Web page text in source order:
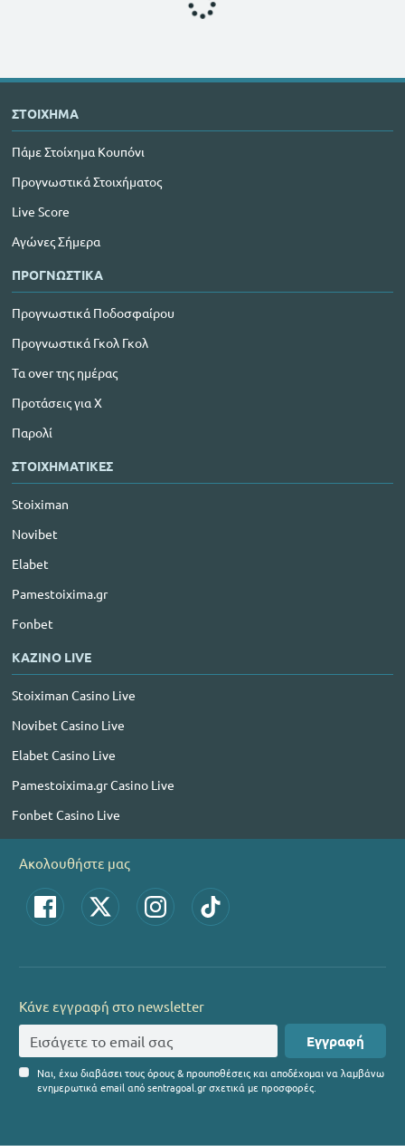
ΣΤΟΙΧΗΜΑ
Πάμε Στοίχημα Κουπόνι
Προγνωστικά Στοιχήματος
Live Score
Αγώνες Σήμερα
ΠΡΟΓΝΩΣΤΙΚΑ
Προγνωστικά Ποδοσφαίρου
Προγνωστικά Γκολ Γκολ
Τα over της ημέρας
Προτάσεις για Χ
Παρολί
ΣΤΟΙΧΗΜΑΤΙΚΕΣ
Stoiximan
Novibet
Elabet
Pamestoixima.gr
Fonbet
ΚΑΖΙΝΟ LIVE
Stoiximan Casino Live
Novibet Casino Live
Elabet Casino Live
Pamestoixima.gr Casino Live
Fonbet Casino Live
Ακολουθήστε μας
Κάνε εγγραφή στο newsletter
Εγγραφή
Ναι, έχω διαβάσει τους όρους & προυποθέσεις και αποδέχομαι να λαμβάνω
ενημερωτικά email από sentragoal.gr σχετικά με προσφορές.